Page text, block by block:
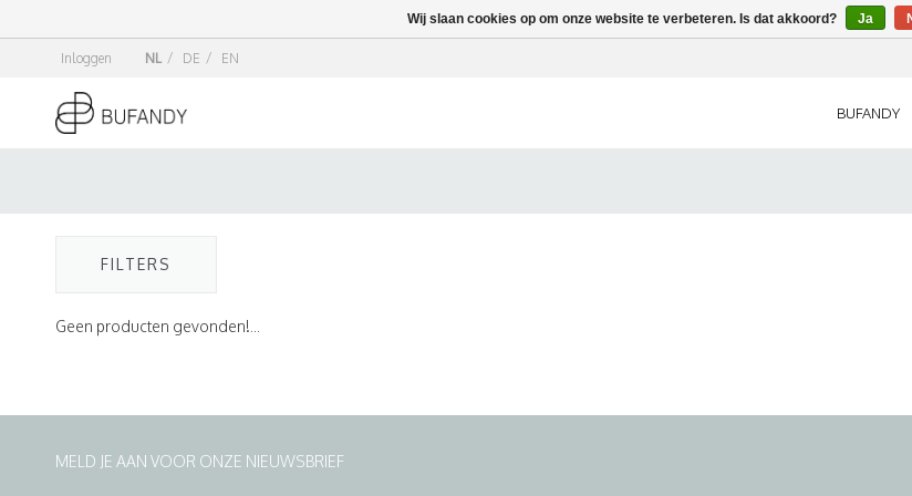
Inloggen NL / DE / EN
BUFANDY
FILTERS
Geen producten gevonden!...
MELD JE AAN VOOR ONZE NIEUWSBRIEF
Wij slaan cookies op om onze website te verbeteren. Is dat akkoord? Ja